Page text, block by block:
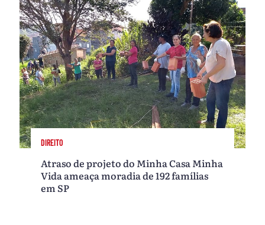
DIREITO
Atraso de projeto do Minha Casa Minha
Vida ameaça moradia de 192 famílias
em SP